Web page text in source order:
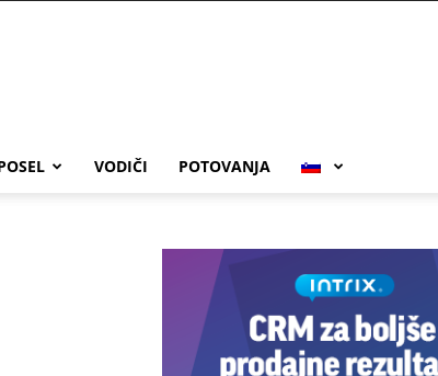
VODIČI POTOVANJA